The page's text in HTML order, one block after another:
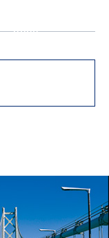
9000